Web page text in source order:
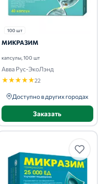
100 шт
МИКРАЗИМ
капсулы, 100 шт
Авва Рус-ЭкоЛэнд
★★★★★22
Доступно в других городах
Заказать